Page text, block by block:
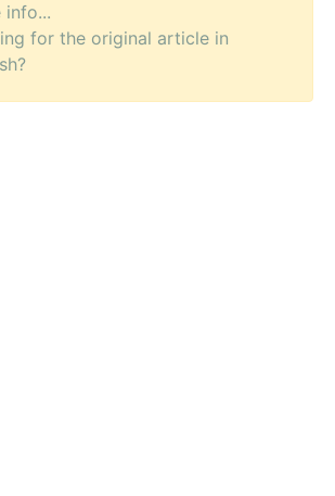
info...
for the original article in